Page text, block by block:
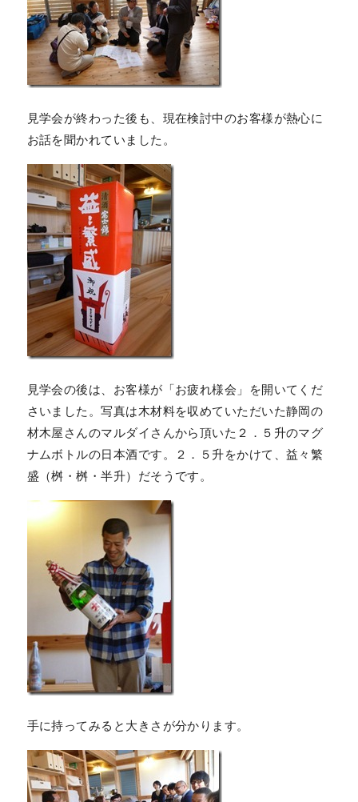
見学会が終わった後も、現在検討中のお客様が熱心に
お話を聞かれていました。
見学会の後は、お客様が「お疲れ様会」を開いてくだ
さいました。写真は木材料を収めていただいた静岡の
材木屋さんのマルダイさんから頂いた２．５升のマグ
ナムボトルの日本酒です。２．５升をかけて、益々繁
盛（桝・桝・半升）だそうです。
手に持ってみると大きさが分かります。